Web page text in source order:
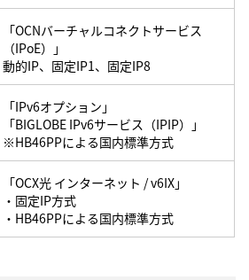
「OCNバーチャルコネクトサービス
（IPoE）」
動的IP、固定IP1、固定IP8
「IPv6オプション」
「BIGLOBE IPv6サービス（IPIP）」
※HB46PPによる国内標準方式
「OCX光 インターネット / v6IX」
・固定IP方式
・HB46PPによる国内標準方式